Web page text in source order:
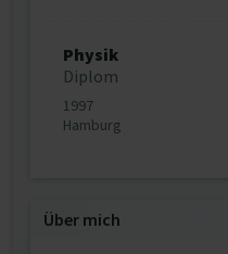
Physik
Diplom
1997
Hamburg
Über mich